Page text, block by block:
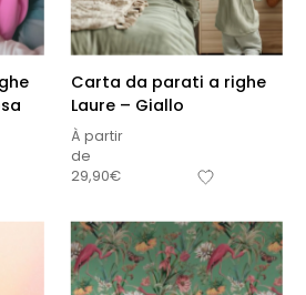
Carta da parati a righe
Laure – Giallo
À partir
de
29,90€